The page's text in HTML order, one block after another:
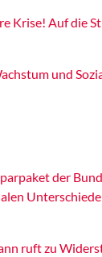
Krise! Auf die
und
der
Unterschiede
ruft zu